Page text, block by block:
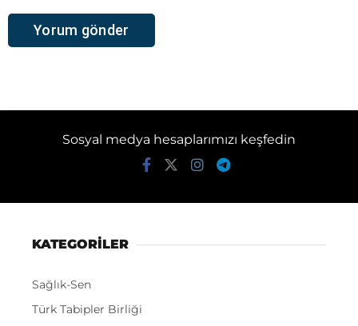
Sosyal medya hesaplarımızı keşfedin
KATEGORİLER
Sağlık-Sen
Türk Tabipler Birliği